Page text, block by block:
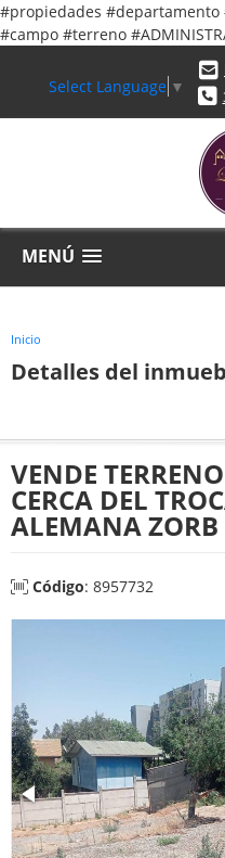
#propiedades
#campo #terreno
Select Language ▼
MENÚ
Inicio
Detalles del
VENDE
CERCA DEL
ALEMANA ZORB
Código: 8957732